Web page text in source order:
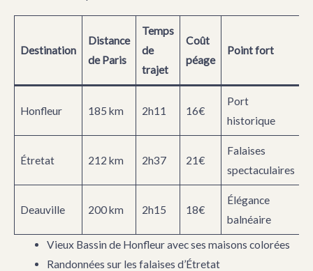
Destination
Distance
de Paris
Temps
de
trajet
Coût
péage
Point fort
Honfleur 185 km 2h11 16€
Port
historique
Étretat 212 km 2h37 21€
Falaises
spectaculaires
Deauville 200 km 2h15 18€
Élégance
balnéaire
Vieux Bassin de Honfleur avec ses maisons colorées
Randonnées sur les falaises d’Étretat